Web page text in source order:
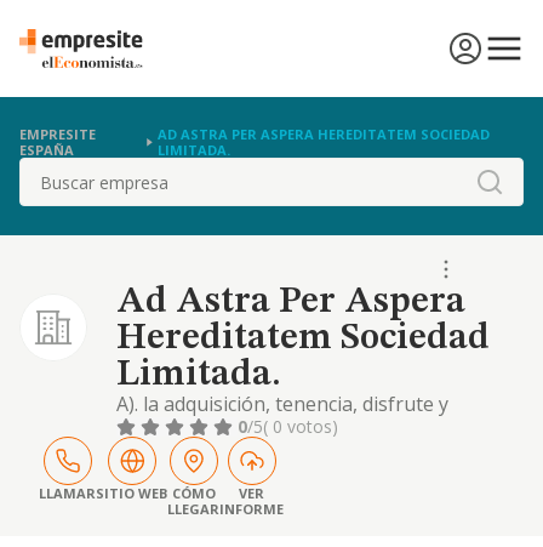
EMPRESITE
ESPAÑA
AD ASTRA PER ASPERA HEREDITATEM SOCIEDAD
LIMITADA.
Buscar
Ad Astra Per Aspera
Hereditatem Sociedad
Limitada.
A). la adquisición, tenencia, disfrute y
enajenación de valores mobiliarios de renta
fija o variable de todo tipo de sociedades,
siempre por cuenta propia. se exceptúan las
actividades expresamente reservadas por la
ley a las instituciones de inversión colectiva,
0/5( 0 votos)
LLAMARSITIO WEB CÓMO
LLEGAR
VER
INFORME